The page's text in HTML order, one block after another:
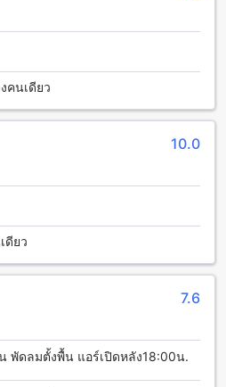
ดฮิตในเชียงใหม่
วยอดฮิตที่ตั้งอยู่ในเมืองเชียงใหม่ ใน
ผือกกลายเป็นจุดหมายปลายทางที่
ม่ต้องการมาเยือนอย่างหนีไม่พ้น ที่นี่
บกับการจัดแสดงศิลปะต่างๆ รวมถึง
จากนี้ยังมีร้านค้าที่น่าสนใจให้คุณ
ของที่ระลึกได้เช่นกัน
กในจังหวัดเชียงใหม่ และมีสนามบิน
คุณสามารถเลือกใช้บริการได้ หาก
ประเทศ คุณสามารถเดินทางได้
ซึ่งตั้งอยู่ห่างจากโดซ์โฮสเทลเพียง
รถเรียกใช้บริการแท็กซี่หรือรถ
ปยังโฮสเทลโดซ์ได้อย่างสะดวก
ถเดินทางโดยรถเมล์สาธารณะที่
ยังตัวเมืองเชียงใหม่และจากนั้น
คนเดียว
10.0
ดียว
7.6
พัดลมตั้งพื้น แอร์เปิดหลัง18:00น.